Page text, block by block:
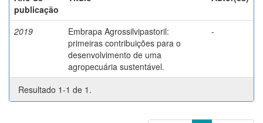
publicação
2019
Embrapa Agrossilvipastoril:
primeiras contribuições para o
desenvolvimento de uma
agropecuária sustentável.
-
Resultado 1-1 de 1.